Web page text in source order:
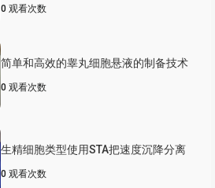
0 观看次数
简单和高效的睾丸细胞悬液的制备技术
0 观看次数
生精细胞类型使用STA把速度沉降分离
0 观看次数